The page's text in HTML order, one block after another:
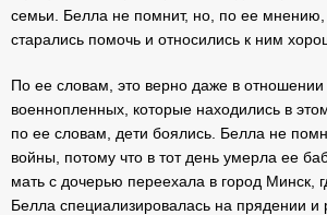
семьи. Белла не помнит, но, по ее
старались помочь и относились к ним
По ее словам, это верно даже в отношении
военнопленных, которые находились в
по ее словам, дети боялись. Белла не
войны, потому что в тот день умерла ее
мать с дочерью переехала в город Минск,
Белла специализировалась на прядении и